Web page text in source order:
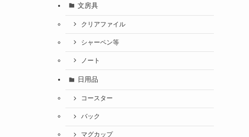
文房具
クリアファイル
シャーペン等
ノート
日用品
コースター
バック
マグカップ